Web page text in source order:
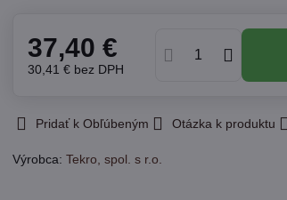
37,40 €
30,41 € bez DPH
Pridať k Obľúbeným Otázka k produktu
Výrobca:Tekro, spol. s r.o.